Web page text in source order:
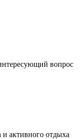
вопрос
активного отдыха